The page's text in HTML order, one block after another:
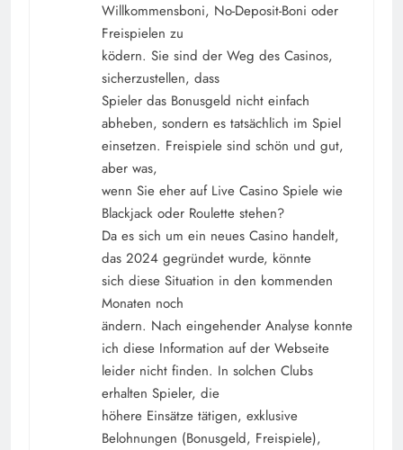
Willkommensboni, No-Deposit-Boni oder
Freispielen zu
ködern. Sie sind der Weg des Casinos,
sicherzustellen, dass
Spieler das Bonusgeld nicht einfach
abheben, sondern es tatsächlich im Spiel
einsetzen. Freispiele sind schön und gut,
aber was,
wenn Sie eher auf Live Casino Spiele wie
Blackjack oder Roulette stehen?
Da es sich um ein neues Casino handelt,
das 2024 gegründet wurde, könnte
sich diese Situation in den kommenden
Monaten noch
ändern. Nach eingehender Analyse konnte
ich diese Information auf der Webseite
leider nicht finden. In solchen Clubs
erhalten Spieler, die
höhere Einsätze tätigen, exklusive
Belohnungen (Bonusgeld, Freispiele),